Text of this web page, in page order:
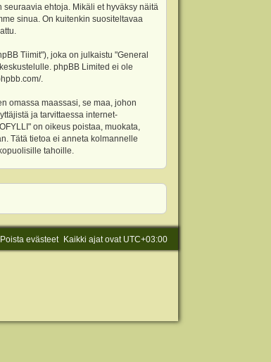
seuraavia ehtoja. Mikäli et hyväksy näitä
sinua. On kuitenkin suositeltavaa
Tiimit"), joka on julkaistu "General
phpBB Limited ei ole
.
omassa maassasi, se maa, johon
ja tarvittaessa internet-
on oikeus poistaa, muokata,
Tätä tietoa ei anneta kolmannelle
tahoille.
Kaikki ajat ovat UTC+03:00
Poista evästeet